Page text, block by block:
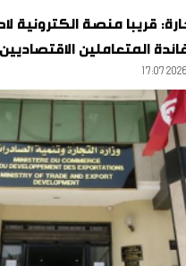
قريبا منصة الكترونية
المتعاملين الاقتصاديين